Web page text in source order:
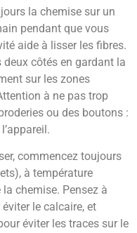
la chemise sur un
pendant que vous
aide à lisser les fibres.
deux côtés en gardant la
sur les zones
à ne pas trop
ou des boutons :
commencez toujours
à température
chemise. Pensez à
le calcaire, et
éviter les traces sur le